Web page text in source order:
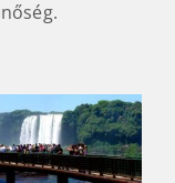
Ár/
kevés